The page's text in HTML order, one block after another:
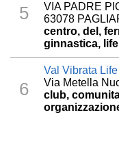
5
VIA PADRE
63078
centro, del,
ginnastica,
6
Val Vibrata Life
Via Metella
club,